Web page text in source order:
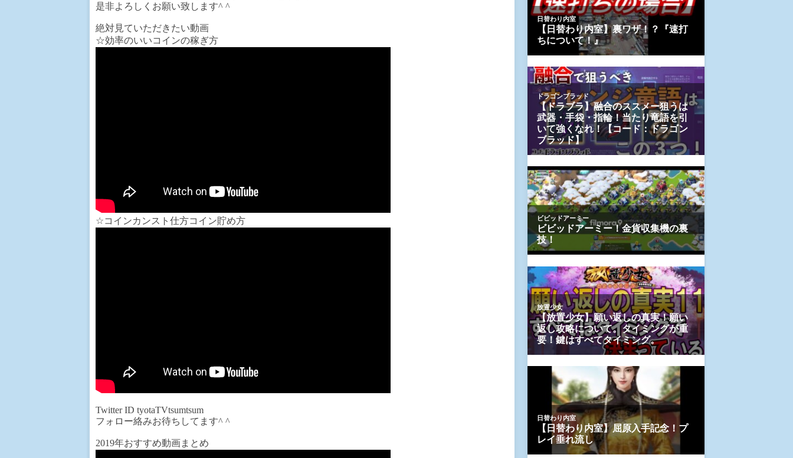
是非よろしくお願い致します^ ^
絶対見ていただきたい動画
☆効率のいいコインの稼ぎ方
☆コインカンスト仕方コイン貯め方
Twitter ID tyotaTVtsumtsum
フォロー絡みお待ちしてます^ ^
2019年おすすめ動画まとめ